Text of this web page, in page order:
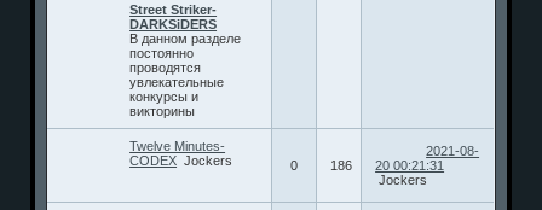
Street Striker-
DARKSiDERS
В данном разделе
постоянно
проводятся
увлекательные
конкурсы и
викторины
Twelve Minutes-
CODEX Jockers 0 186
2021-08-
20 00:21:31
Jockers